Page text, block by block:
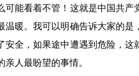
可能看着不管！这就是中国共
温暖。我可以明确告诉大家的
安全，如果途中遭遇到危险，
亲人最盼望的事情。